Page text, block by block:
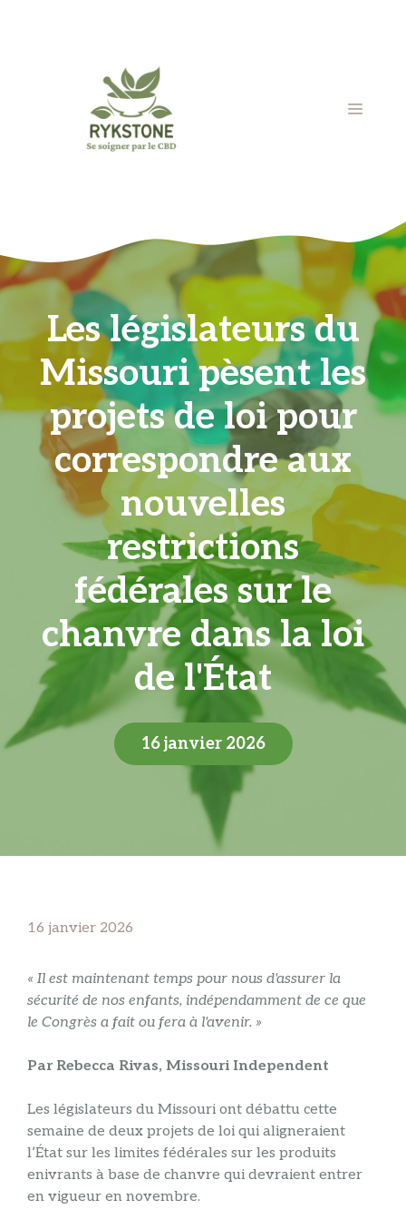
MENU
Les législateurs du
Missouri pèsent les
projets de loi pour
correspondre aux
nouvelles
restrictions
fédérales sur le
chanvre dans la loi
de l'État
16 janvier 2026
16 janvier 2026
« Il est maintenant temps pour nous d'assurer la
sécurité de nos enfants, indépendamment de ce que
le Congrès a fait ou fera à l'avenir. »
Par Rebecca Rivas, Missouri Independent
Les législateurs du Missouri ont débattu cette
semaine de deux projets de loi qui aligneraient
l’État sur les limites fédérales sur les produits
enivrants à base de chanvre qui devraient entrer
en vigueur en novembre.